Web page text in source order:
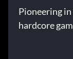
Pioneering
hardcore